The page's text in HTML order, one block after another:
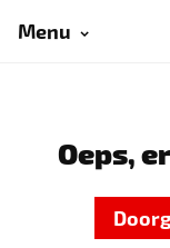
Menu
Oeps,